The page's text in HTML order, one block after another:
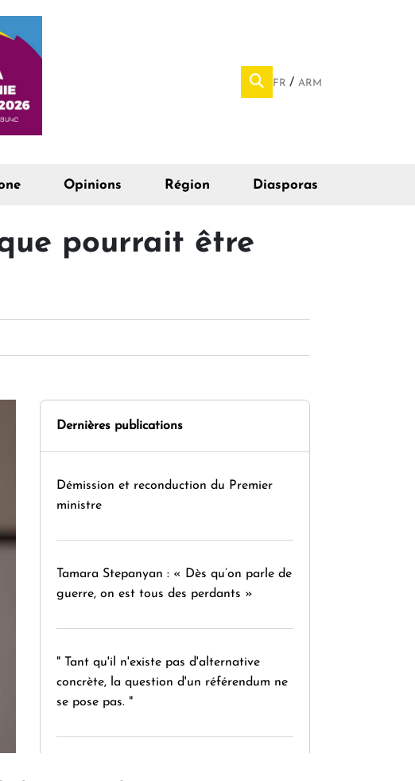
FR ARM
Opinions Région Diasporas
pourrait être
Dernières publications
Démission et reconduction du Premier
ministre
Tamara Stepanyan : « Dès qu’on parle de
guerre, on est tous des perdants »
" Tant qu'il n'existe pas d'alternative
concrète, la question d'un référendum ne
se pose pas. "